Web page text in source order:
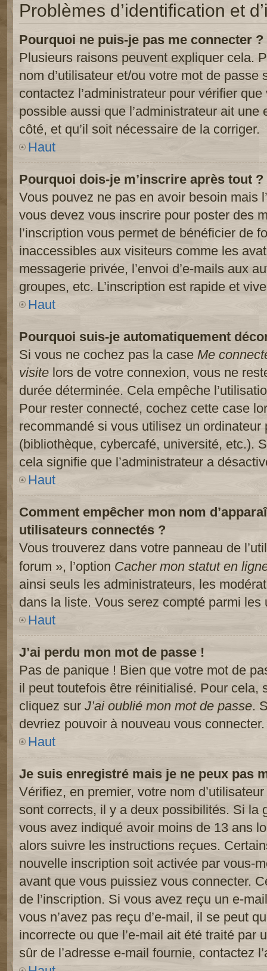
Problèmes d’identification et
Pourquoi ne puis-je pas me connecter ?
Plusieurs raisons peuvent expliquer cela.
nom d’utilisateur et/ou votre mot de passe
contactez l’administrateur pour vérifier
possible aussi que l’administrateur ait
côté, et qu’il soit nécessaire de la corriger.
Haut
Pourquoi dois-je m’inscrire après tout ?
Vous pouvez ne pas en avoir besoin mais
vous devez vous inscrire pour poster des
l’inscription vous permet de bénéficier de
inaccessibles aux visiteurs comme les
messagerie privée, l’envoi d’e-mails aux
groupes, etc. L’inscription est rapide et
Haut
Pourquoi suis-je automatiquement
Si vous ne cochez pas la case Me
visite lors de votre connexion, vous ne
durée déterminée. Cela empêche
Pour rester connecté, cochez cette case
recommandé si vous utilisez un
(bibliothèque, cybercafé, université, etc.).
cela signifie que l’administrateur a
Haut
Comment empêcher mon nom
utilisateurs connectés ?
Vous trouverez dans votre panneau de
forum », l’option Cacher mon statut en
ainsi seuls les administrateurs, les
dans la liste. Vous serez compté parmi
Haut
J’ai perdu mon mot de passe !
Pas de panique ! Bien que votre mot de
il peut toutefois être réinitialisé. Pour cela,
cliquez sur J’ai oublié mon mot de passe.
devriez pouvoir à nouveau vous connecter.
Haut
Je suis enregistré mais je ne peux pas
Vérifiez, en premier, votre nom
sont corrects, il y a deux possibilités. Si la
vous avez indiqué avoir moins de 13 ans
alors suivre les instructions reçues.
nouvelle inscription soit activée par vous-
avant que vous puissiez vous connecter.
de l’inscription. Si vous avez reçu un e-
vous n’avez pas reçu d’e-mail, il se peut
incorrecte ou que l’e-mail ait été traité par
sûr de l’adresse e-mail fournie, contactez